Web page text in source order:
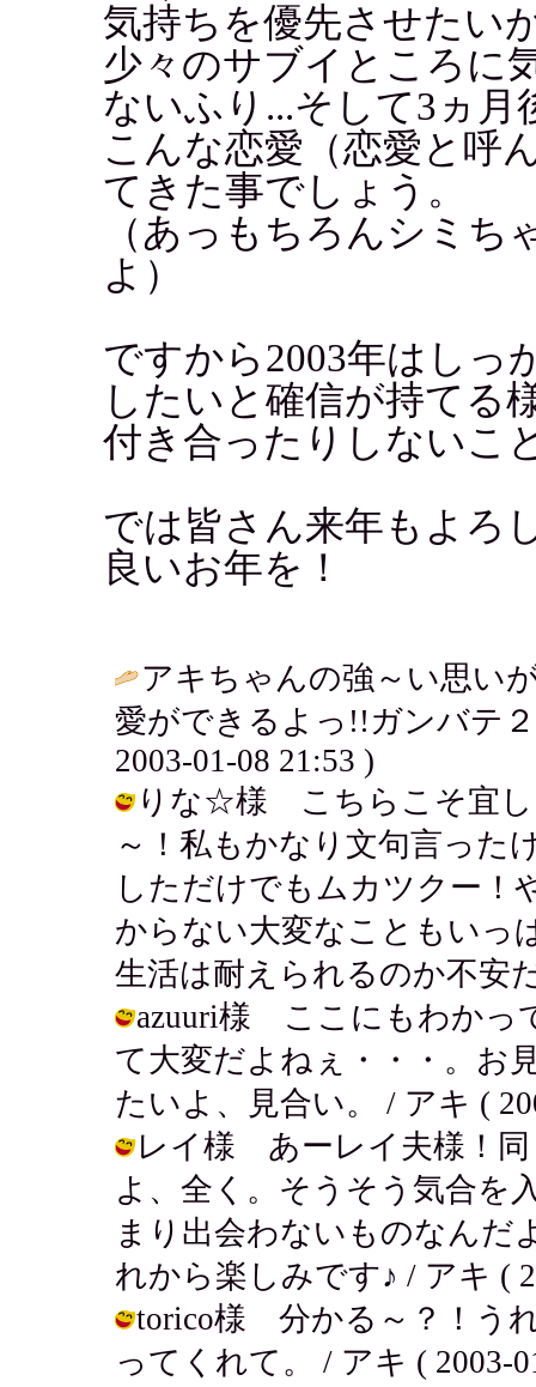
気持ちを優先させたい
少々のサブイところに
ないふり...そして3ヵ月
こんな恋愛（恋愛と呼
てきた事でしょう。
（あっもちろんシミ
よ）
ですから2003年はしっ
したいと確信が持てる
付き合ったりしないこ
では皆さん来年もよろ
良いお年を！
アキちゃんの強～い思い
愛ができるよっ!!ガンバテ
2003-01-08 21:53 )
りな☆様 こちらこそ宜し
～！私もかなり文句言った
しただけでもムカツクー！
からない大変なこともいっ
生活は耐えられるのか不安
azuuri様 ここにもわかっ
て大変だよねぇ・・・。お
たいよ、見合い。 / アキ (
レイ様 あーレイ夫様！同
よ、全く。そうそう気合を
まり出会わないものなんだ
れから楽しみです♪ / アキ (
torico様 分かる～？！う
ってくれて。 / アキ ( 2003-